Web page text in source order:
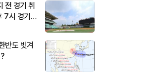
전 경기 취
7시 경기
반도 빗겨